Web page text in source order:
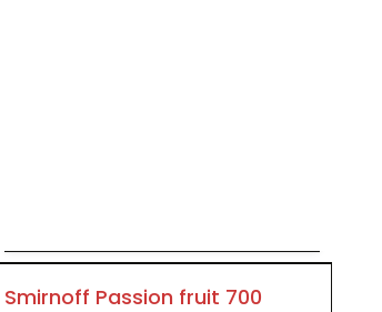
P084
Smirnoff Passion fruit 700